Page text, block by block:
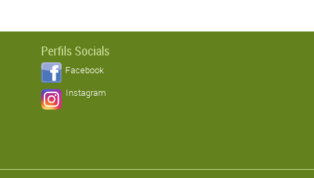
Perfils Socials
Facebook
Instagram